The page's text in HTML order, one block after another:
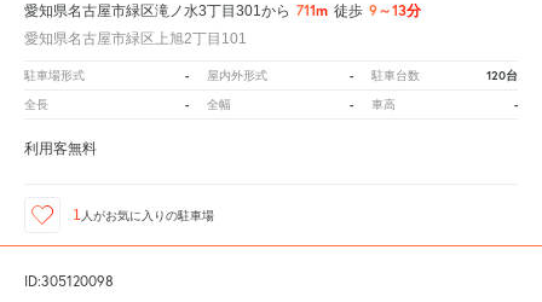
愛知県名古屋市緑区滝ノ水3丁目301から 711m 徒歩 9～13分
愛知県名古屋市緑区上旭2丁目101
駐車場形式 - 屋内外形式 - 駐車台数 120台
全長 - 全幅 - 車高 -
利用客無料
1 人がお気に入りの駐車場
ID:305120098